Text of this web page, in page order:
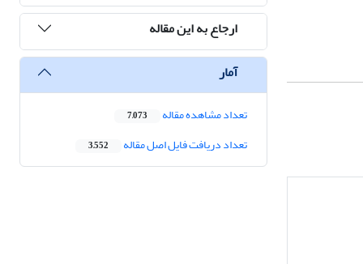
ارجاع به این مقاله
آمار
تعداد مشاهده مقاله 7,073
تعداد دریافت فایل اصل مقاله 3,552